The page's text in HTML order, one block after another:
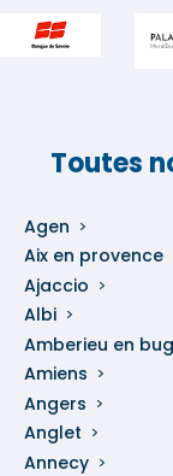
Toutes
Agen
Aix en provence
Ajaccio
Albi
Amberieu en
Amiens
Angers
Anglet
Annecy